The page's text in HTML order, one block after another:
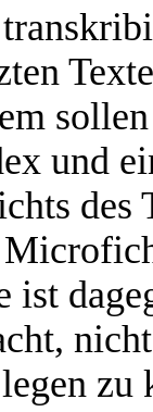
und
des
ist
zu